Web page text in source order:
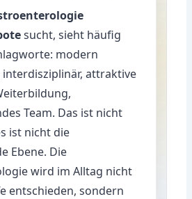
sucht, sieht häufig
modern
attraktive
Team. Das ist nicht
ist nicht die
Ebene. Die
wird im Alltag nicht
entschieden, sondern